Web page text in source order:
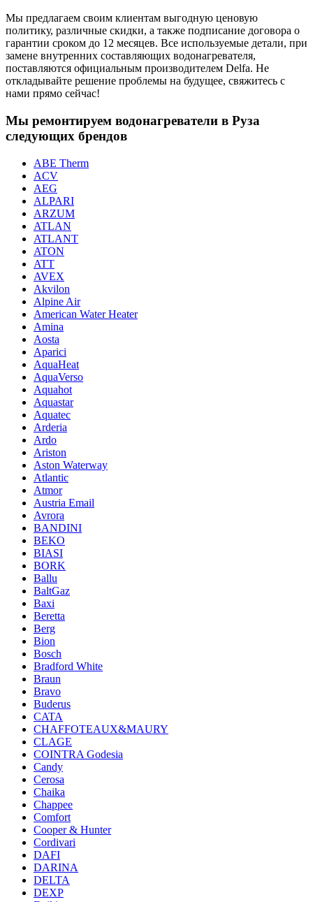
Мы предлагаем своим клиентам выгодную ценовую
политику, различные скидки, а также подписание договора о
гарантии сроком до 12 месяцев. Все используемые детали, при
замене внутренних составляющих водонагревателя,
поставляются официальным производителем Delfa. Не
откладывайте решение проблемы на будущее, свяжитесь с
нами прямо сейчас!
Мы ремонтируем водонагреватели в Руза
следующих брендов
ABE Therm
ACV
AEG
ALPARI
ARZUM
ATLAN
ATLANT
ATON
ATT
AVEX
Akvilon
Alpine Air
American Water Heater
Amina
Aosta
Aparici
AquaHeat
AquaVerso
Aquahot
Aquastar
Aquatec
Arderia
Ardo
Ariston
Aston Waterway
Atlantic
Atmor
Austria Email
Avrora
BANDINI
BEKO
BIASI
BORK
Ballu
BaltGaz
Baxi
Beretta
Berg
Bion
Bosch
Bradford White
Braun
Bravo
Buderus
CATA
CHAFFOTEAUX&MAURY
CLAGE
COINTRA Godesia
Candy
Cerosa
Chaika
Chappee
Comfort
Cooper & Hunter
Cordivari
DAFI
DARINA
DELTA
DEXP